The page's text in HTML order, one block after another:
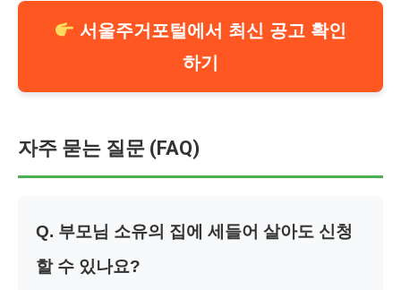
서울주거포털에서 최신 공고 확인
하기
자주 묻는 질문 (FAQ)
Q. 부모님 소유의 집에 세들어 살아도 신청
할 수 있나요?